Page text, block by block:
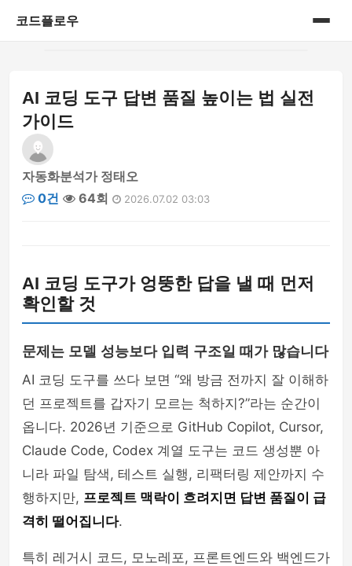
코드플로우
게시판
AI 코딩 도구 답변 품질 높이는 법 실전
가이드
자동화분석가 정태오
0건
64회 2026.07.02 03:03
AI 코딩 도구가 엉뚱한 답을 낼 때 먼저
확인할 것
문제는 모델 성능보다 입력 구조일 때가 많습니다
AI 코딩 도구를 쓰다 보면 “왜 방금 전까지 잘 이해하
던 프로젝트를 갑자기 모르는 척하지?”라는 순간이
옵니다. 2026년 기준으로 GitHub Copilot, Cursor,
Claude Code, Codex 계열 도구는 코드 생성뿐 아
니라 파일 탐색, 테스트 실행, 리팩터링 제안까지 수
행하지만, 프로젝트 맥락이 흐려지면 답변 품질이 급
격히 떨어집니다.
특히 레거시 코드, 모노레포, 프론트엔드와 백엔드가